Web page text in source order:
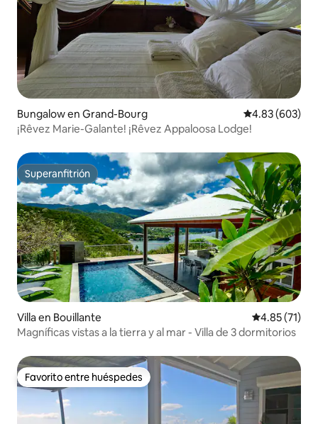
Bungalow en Grand-Bourg Calificación
4.83 (603)
¡Rêvez Marie-Galante! ¡Rêvez Appaloosa Lodge!
Superanfitrión
Superanfitrión
Villa en Bouillante Calificación
4.85 (71)
Magníficas vistas a la tierra y al mar - Villa de 3 dormitorios
Favorito entre huéspedes
Favorito entre huéspedes